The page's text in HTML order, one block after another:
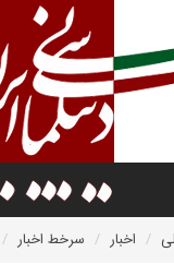
اخبار سرخط اخبار